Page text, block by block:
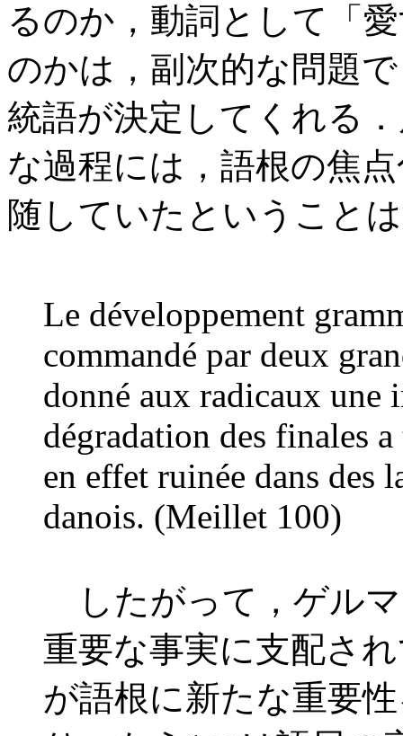
るのか，動詞として「
のかは，副次的な問題
統語が決定してくれる
な過程には，語根の焦
随していたということ
Le développement
commandé par deux
donné aux radicaux une
dégradation des finales
en effet ruinée dans des
danois. (Meillet 100)
したがって，ゲル
重要な事実に支配さ
が語根に新たな重要